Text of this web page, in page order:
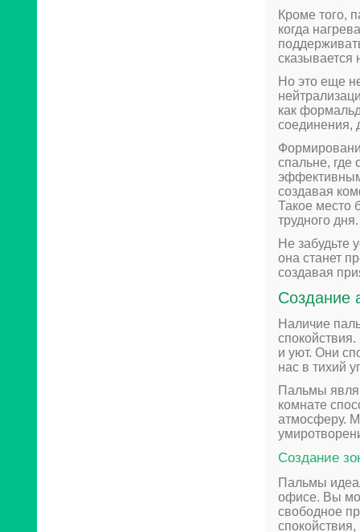
Кроме того,
когда
Но это еще
как
соединения,
спальне,
создавая
Такое место
трудного дня.
Не забудьте
она станет
создавая
Создание
Наличие
и уют. Они
нас в тихий
Пальмы
комнате
атмосферу.
Создание
Пальмы
офисе. Вы
свободное